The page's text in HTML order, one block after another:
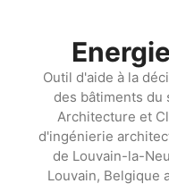
Outil d'aide à la
des bâtiments du
Architecture et
d'ingénierie
de Louvain-la-
Louvain, Belgique